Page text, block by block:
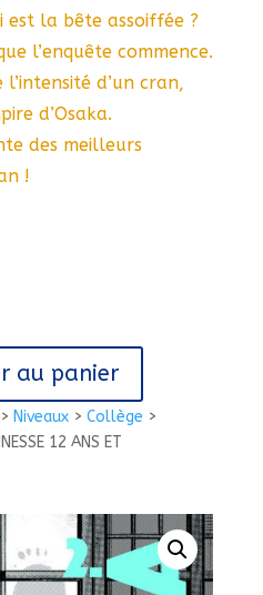
> Niveaux> Collège >
12 ANS ET
est la bête assoiffée ?
l’enquête commence.
d’un cran,
d’Osaka.
des meilleurs
!
au panier